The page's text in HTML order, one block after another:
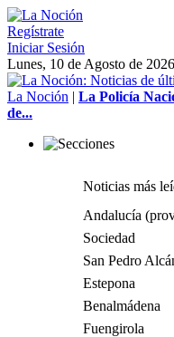
Regístrate
Iniciar Sesión
Lunes, 10 de Agosto de
La Noción | La Policía
de...
Noticias más
Andalucía
Sociedad
San Pedro
Estepona
Benalmádena
Fuengirola